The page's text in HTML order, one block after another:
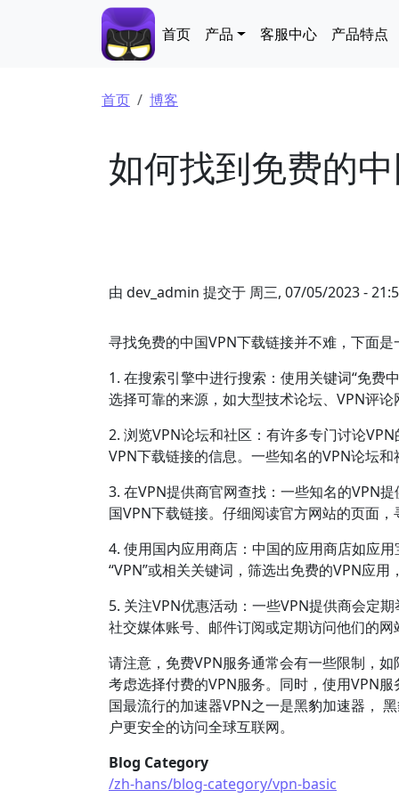
Main navigation
首页 产品 客服中心 产品特点
面包屑
首页 博客
如何找到免费的
由 dev_admin 提交于 周三, 07/05/2023 -
寻找免费的中国VPN下载链接并不难，下面
1. 在搜索引擎中进行搜索：使用关键词“免费
选择可靠的来源，如大型技术论坛、VPN评
2. 浏览VPN论坛和社区：有许多专门讨论
VPN下载链接的信息。一些知名的VPN论坛
3. 在VPN提供商官网查找：一些知名的VPN
国VPN下载链接。仔细阅读官方网站的页面
4. 使用国内应用商店：中国的应用商店如应
“VPN”或相关关键词，筛选出免费的VPN应用
5. 关注VPN优惠活动：一些VPN提供商会定
社交媒体账号、邮件订阅或定期访问他们的
请注意，免费VPN服务通常会有一些限制，
考虑选择付费的VPN服务。同时，使用VPN
国最流行的加速器VPN之一是黑豹加速器，
户更安全的访问全球互联网。
Blog Category
/zh-hans/blog-category/vpn-basic